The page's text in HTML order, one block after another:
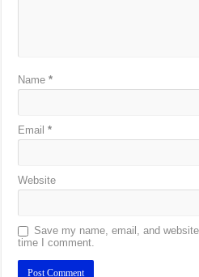
Name*
Email*
Website
Save my name, email, and
time I comment.